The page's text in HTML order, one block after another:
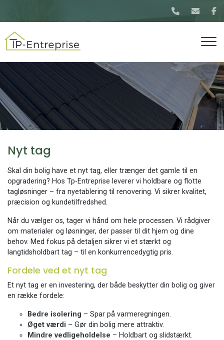
hovedindhold
Nyt tag
Skal din bolig have et nyt tag, eller trænger det gamle til en
opgradering? Hos Tp-Entreprise leverer vi holdbare og flotte
tagløsninger – fra nyetablering til renovering. Vi sikrer kvalitet,
præcision og kundetilfredshed.
Når du vælger os, tager vi hånd om hele processen. Vi rådgiver
om materialer og løsninger, der passer til dit hjem og dine
behov. Med fokus på detaljen sikrer vi et stærkt og
langtidsholdbart tag – til en konkurrencedygtig pris.
Fordele ved et nyt tag
Et nyt tag er en investering, der både beskytter din bolig og giver
en række fordele:
Bedre isolering – Spar på varmeregningen.
Øget værdi – Gør din bolig mere attraktiv.
Mindre vedligeholdelse – Holdbart og slidstærkt.